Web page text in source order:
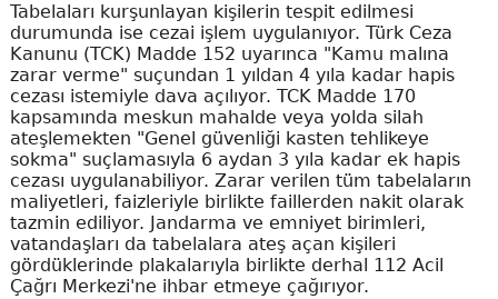
Tabelaları kurşunlayan kişilerin tespit edilmesi
durumunda ise cezai işlem uygulanıyor. Türk Ceza
Kanunu (TCK) Madde 152 uyarınca "Kamu malına
zarar verme" suçundan 1 yıldan 4 yıla kadar hapis
cezası istemiyle dava açılıyor. TCK Madde 170
kapsamında meskun mahalde veya yolda silah
ateşlemekten "Genel güvenliği kasten tehlikeye
sokma" suçlamasıyla 6 aydan 3 yıla kadar ek hapis
cezası uygulanabiliyor. Zarar verilen tüm tabelaların
maliyetleri, faizleriyle birlikte faillerden nakit olarak
tazmin ediliyor. Jandarma ve emniyet birimleri,
vatandaşları da tabelalara ateş açan kişileri
gördüklerinde plakalarıyla birlikte derhal 112 Acil
Çağrı Merkezi'ne ihbar etmeye çağırıyor.